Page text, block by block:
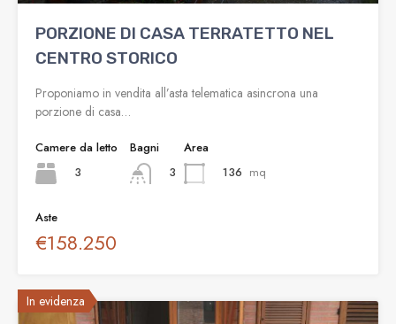
PORZIONE DI CASA TERRATETTO NEL
CENTRO STORICO
Proponiamo in vendita all’asta telematica asincrona una
porzione di casa…
Camere da letto
3
Bagni
3
Area
136 mq
Aste
€158.250
In evidenza